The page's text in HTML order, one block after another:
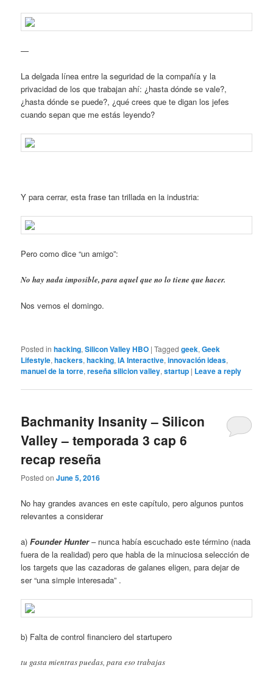
—
La delgada línea entre la seguridad de la compañía y la
privacidad de los que trabajan ahí: ¿hasta dónde se vale?,
¿hasta dónde se puede?, ¿qué crees que te digan los jefes
cuando sepan que me estás leyendo?
Y para cerrar, esta frase tan trillada en la industria:
Pero como dice “un amigo”:
No hay nada imposible, para aquel que no lo tiene que hacer.
Nos vemos el domingo.
Posted in hacking,Silicon Valley HBO |Tagged geek,Geek
Lifestyle,hackers,hacking,IA Interactive,innovación ideas,
manuel de la torre,reseña silicion valley,startup | Leave a reply
Bachmanity Insanity – Silicon
Valley – temporada 3 cap 6
recap reseña
Posted onJune 5, 2016
No hay grandes avances en este capítulo, pero algunos puntos
relevantes a considerar
a)Founder Hunter– nunca había escuchado este término (nada
fuera de la realidad) pero que habla de la minuciosa selección de
los targets que las cazadoras de galanes eligen, para dejar de
ser “una simple interesada” .
b) Falta de control financiero del startupero
tu gasta mientras puedas, para eso trabajas